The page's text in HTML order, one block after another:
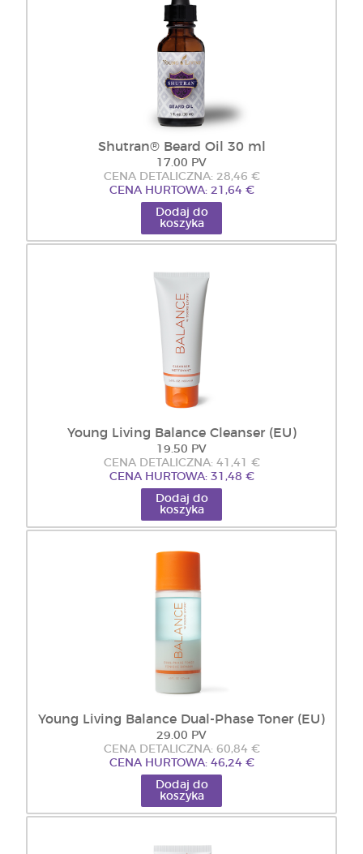
Shutran® Beard Oil 30 ml
17.00 PV
CENA DETALICZNA: 28,46 €
CENA HURTOWA: 21,64 €
Dodaj do
koszyka
Young Living Balance Cleanser (EU)
19.50 PV
CENA DETALICZNA: 41,41 €
CENA HURTOWA: 31,48 €
Dodaj do
koszyka
Young Living Balance Dual-Phase Toner (EU)
29.00 PV
CENA DETALICZNA: 60,84 €
CENA HURTOWA: 46,24 €
Dodaj do
koszyka